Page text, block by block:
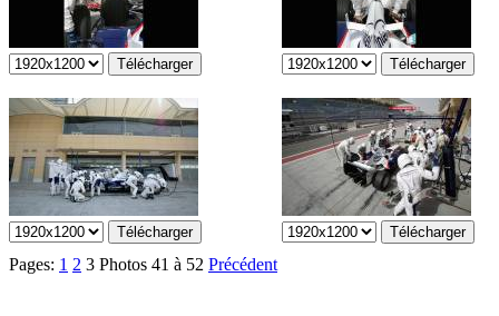
Pages: 1 2 3 Photos 41 à 52 Précédent